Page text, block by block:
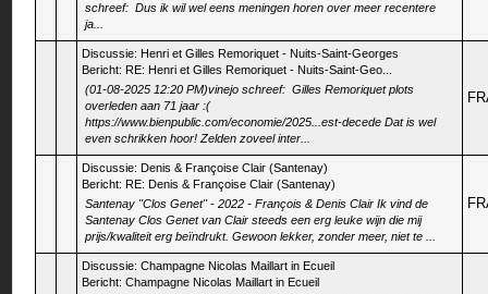
schreef: Dus ik wil wel eens meningen horen over meer recentere
ja...
Discussie: Henri et Gilles Remoriquet - Nuits-Saint-Georges
Bericht: RE: Henri et Gilles Remoriquet - Nuits-Saint-Geo...
(01-08-2025 12:20 PM)vinejo schreef: Gilles Remoriquet plots
overleden aan 71 jaar :(
https://www.bienpublic.com/economie/2025...est-decede Dat is wel
even schrikken hoor! Zelden zoveel inter...
Discussie: Denis & Françoise Clair (Santenay)
Bericht: RE: Denis & Françoise Clair (Santenay)
Santenay "Clos Genet" - 2022 - François & Denis Clair Ik vind de
Santenay Clos Genet van Clair steeds een erg leuke wijn die mij
prijs/kwaliteit erg beïndrukt. Gewoon lekker, zonder meer, niet te ...
Discussie:Champagne Nicolas Maillart in Ecueil
Bericht:Champagne Nicolas Maillart in Ecueil